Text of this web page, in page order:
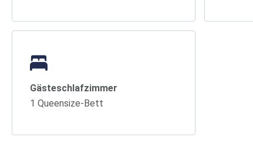
Gästeschlafzimmer
1 Queensize-Bett